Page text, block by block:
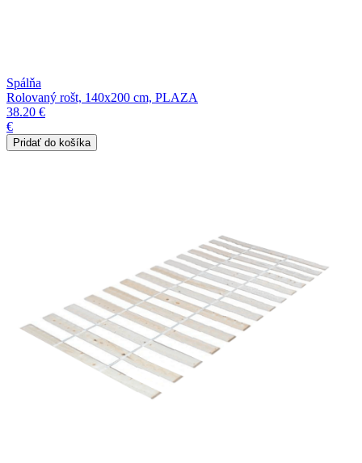
Spálňa
Rolovaný rošt, 140x200 cm, PLAZA
38.20 €
€